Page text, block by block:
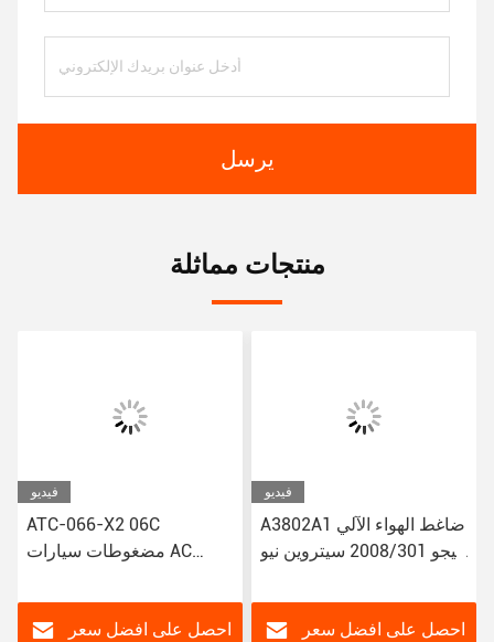
يرسل
منتجات مماثلة
فيديو
ATC-066-X2 06C
مضغوطات سيارات AC
88320-52010 883205201
احصل على افضل سعر
فيديو
A3802A1 ضاغط الهواء الآلي
لبيجو 2008/301 سيتروين نيو
JSR11T601088
احصل على افضل سعر